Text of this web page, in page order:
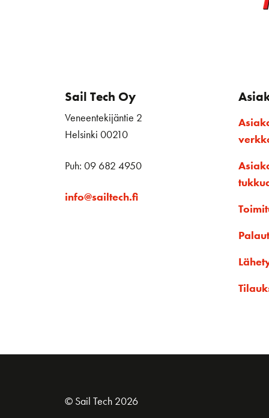
Sail Tech Oy
Veneentekijäntie 2
Helsinki 00210
Puh: 09 682 4950
info@sailtech.fi
© Sail Tech 2026